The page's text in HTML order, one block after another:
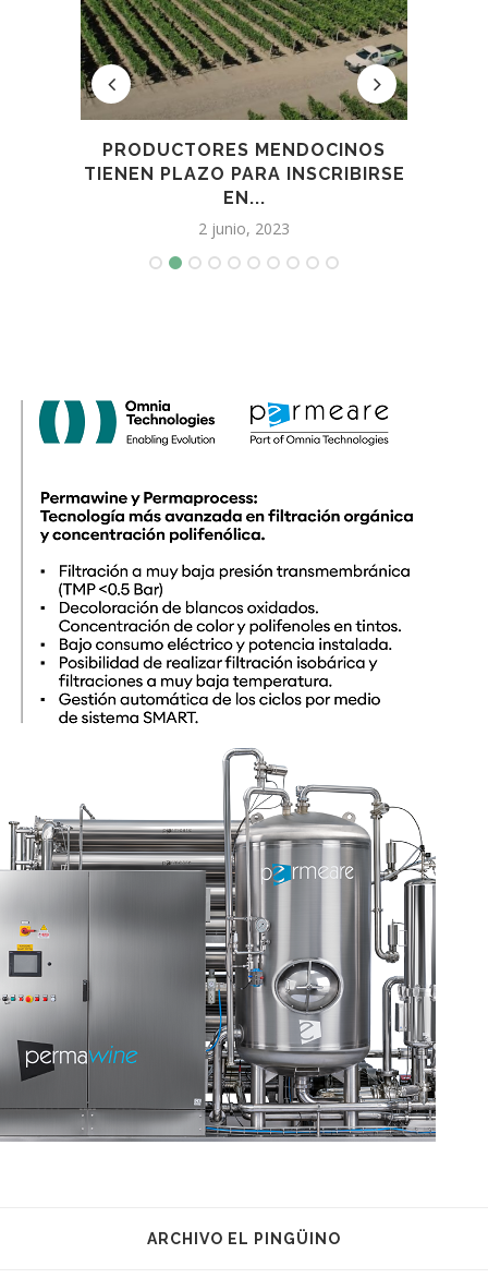
PRODUCTORES MENDOCINOS
TIENEN PLAZO PARA INSCRIBIRSE
EN...
2 junio, 2023
ARCHIVO EL PINGÜINO